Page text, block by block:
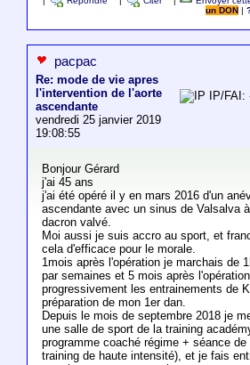
un DON
|
pacpac
Re: mode de vie apres
l'intervention de l'aorte
ascendante
vendredi 25 janvier 2019
19:08:55
IP/FAI:
Bonjour Gérard
j'ai 45 ans
j'ai été opéré il y en mars 2016 d'un
ascendante avec un sinus de Valsalva
dacron valvé.
Moi aussi je suis accro au sport, et
cela d'efficace pour le morale.
1mois après l'opération je marchais de
par semaines et 5 mois après
progressivement les entrainements de
préparation de mon 1er dan.
Depuis le mois de septembre 2018 je
une salle de sport de la training
programme coaché régime + séance
training de haute intensité), et je fais